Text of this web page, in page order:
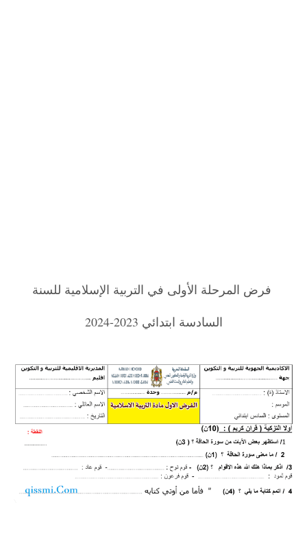
فرض المرحلة الأولى في التربية الإسلامية للسنة
السادسة ابتدائي 2023-2024